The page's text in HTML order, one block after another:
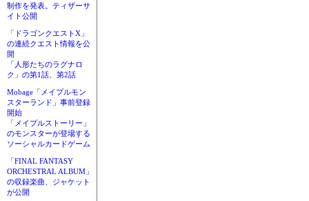
制作を発表。ティザーサ
イト公開
「ドラゴンクエストX」
の連続クエスト情報を公
開
「人形たちのラグナロ
ク」の第1話、第2話
Mobage「メイプルモン
スターランド」事前登録
開始
「メイプルストーリー」
のモンスターが登場する
ソーシャルカードゲーム
「FINAL FANTASY
ORCHESTRAL ALBUM」
の収録楽曲、ジャケット
が公開